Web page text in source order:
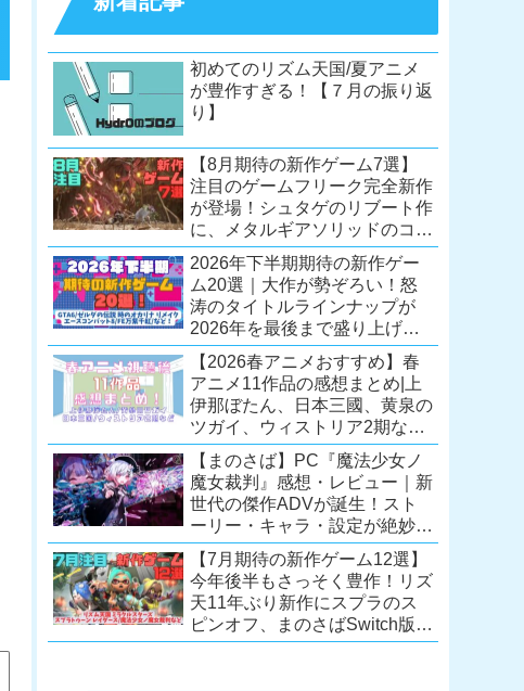
初めてのリズム天国/夏アニメ
が豊作すぎる！【７月の振り返
り】
【8月期待の新作ゲーム7選】
注目のゲームフリーク完全新作
が登場！シュタゲのリブート作
に、メタルギアソリッドのコレ
クション第2弾も。夏休みを盛
り上げるタイトル大集合！
【Switch2/PS5/PC】
2026年下半期期待の新作ゲー
ム20選｜大作が勢ぞろい！怒
涛のタイトルラインナップが
2026年を最後まで盛り上げ
る！【Switch2/PS5/Xbox/PC】
【2026春アニメおすすめ】春
アニメ11作品の感想まとめ|上
伊那ぼたん、日本三國、黄泉の
ツガイ、ウィストリア2期な
ど……レベルの高い作品が多
い！？
【まのさば】PC『魔法少女ノ
魔女裁判』感想・レビュー｜新
世代の傑作ADVが誕生！スト
ーリー・キャラ・設定が絶妙に
絡み合う、命懸けの議論ミステ
リー【PC/Switch】
【7月期待の新作ゲーム12選】
今年後半もさっそく豊作！リズ
天11年ぶり新作にスプラのス
ピンオフ、まのさばSwitch版
も！【Switch2/PS5/PC】